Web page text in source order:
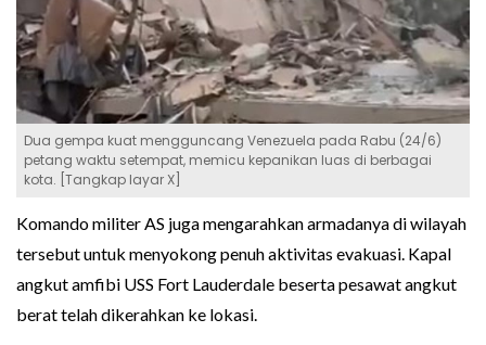
Dua gempa kuat mengguncang Venezuela pada Rabu (24/6)
petang waktu setempat, memicu kepanikan luas di berbagai
kota. [Tangkap layar X]
Komando militer AS juga mengarahkan armadanya di wilayah
tersebut untuk menyokong penuh aktivitas evakuasi. Kapal
angkut amfibi USS Fort Lauderdale beserta pesawat angkut
berat telah dikerahkan ke lokasi.